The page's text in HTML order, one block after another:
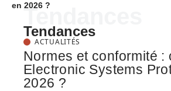
en 2026 ?
Tendances
Tendances
ACTUALITÉS
Normes et conformité :
Electronic Systems
2026 ?